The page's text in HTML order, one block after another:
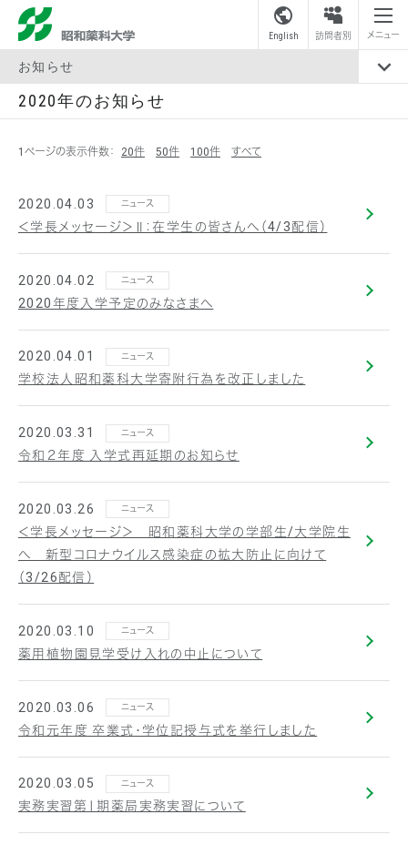
English 訪問者別 メニュー
2020年のお知らせ
1ページの表示件数： 20件 50件 100件 すべて
2020.04.03 ニュース
＜学長メッセージ＞Ⅱ：在学生の皆さんへ（4/3配信）
2020.04.02 ニュース
2020年度入学予定のみなさまへ
2020.04.01 ニュース
学校法人昭和薬科大学寄附行為を改正しました
2020.03.31 ニュース
令和２年度 入学式再延期のお知らせ
2020.03.26 ニュース
＜学長メッセージ＞ 昭和薬科大学の学部生/大学院生
へ 新型コロナウイルス感染症の拡大防止に向けて
（3/26配信）
2020.03.10 ニュース
薬用植物園見学受け入れの中止について
2020.03.06 ニュース
令和元年度 卒業式・学位記授与式を挙行しました
2020.03.05 ニュース
実務実習第Ⅰ期薬局実務実習について
お知らせ